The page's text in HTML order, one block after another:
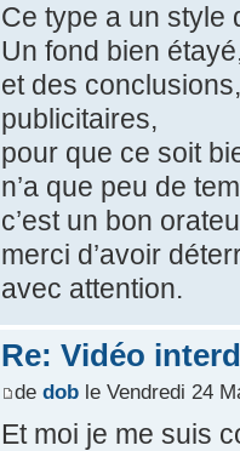
Ce type a un style
Un fond bien
et des
publicitaires,
pour que ce soit
n’a que peu de
c’est un bon
merci d’avoir
avec attention.
Re: Vidéo
de doble Vendredi 24
Et moi je me suis